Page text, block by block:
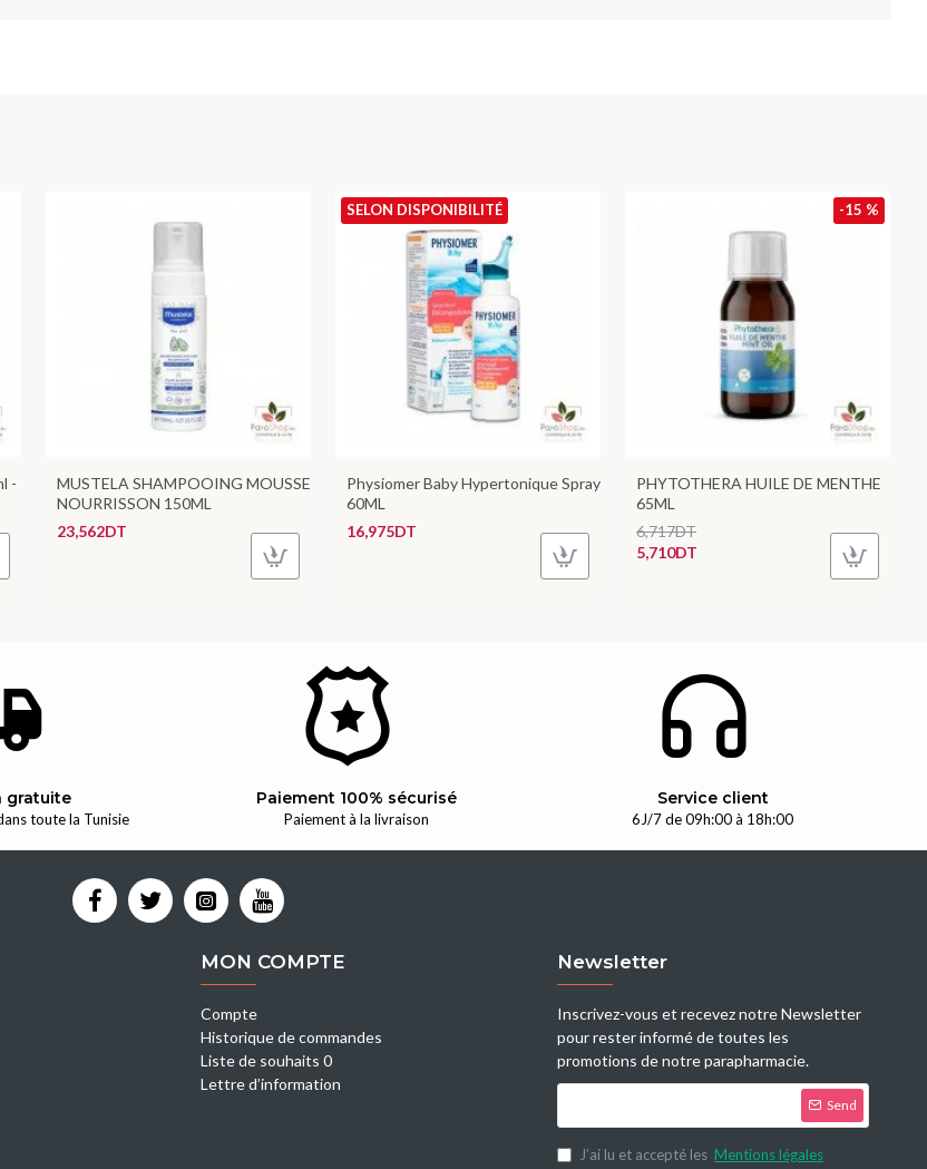
-
MUSTELA SHAMPOOING MOUSSE
NOURRISSON 150ML
23,562DT
SELON DISPONIBILITÉ
Physiomer Baby Hypertonique Spray
60ML
16,975DT
-15 %
PHYTOTHERA HUILE DE MENTHE
65ML
5,710DT
6,717DT
gratuite
toute la Tunisie
Paiement 100% sécurisé
Paiement à la livraison
Service client
6J/7 de 09h:00 à 18h:00
MON COMPTE
Compte
Historique de commandes
Liste de souhaits 0
Lettre d’information
Newsletter
Inscrivez-vous et recevez notre Newsletter
pour rester informé de toutes les
promotions de notre parapharmacie.
Send
J’ai lu et accepté les Mentions légales